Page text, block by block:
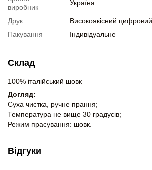
виробник
Україна
Друк
Високоякісний цифровий
Пакування
Індивідуальне
Склад
100% італійський шовк
Догляд:
Суха чистка, ручне прання;
Температура не вище 30 градусів;
Режим прасування: шовк.
Відгуки